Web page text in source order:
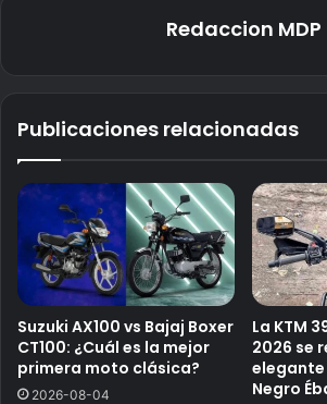
Redaccion MDP
Publicaciones relacionadas
Suzuki AX100 vs Bajaj Boxer
CT100: ¿Cuál es la mejor
primera moto clásica?
2026-08-04
La KTM
2026 se
Negro